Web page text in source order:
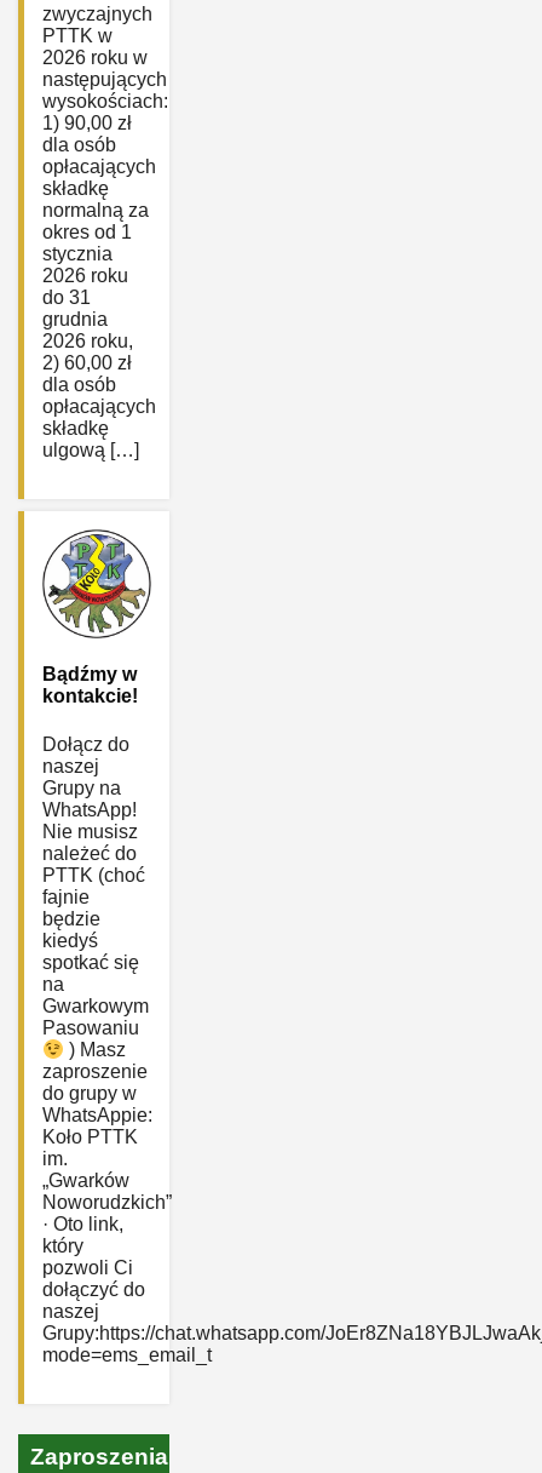
zwyczajnych
PTTK w
2026 roku w
następujących
wysokościach:
1) 90,00 zł
dla osób
opłacających
składkę
normalną za
okres od 1
stycznia
2026 roku
do 31
grudnia
2026 roku,
2) 60,00 zł
dla osób
opłacających
składkę
ulgową […]
Bądźmy w
kontakcie!
Dołącz do
naszej
Grupy na
WhatsApp!
Nie musisz
należeć do
PTTK (choć
fajnie
będzie
kiedyś
spotkać się
na
Gwarkowym
Pasowaniu
) Masz
zaproszenie
do grupy w
WhatsAppie:
‎Koło PTTK
im.
„Gwarków
Noworudzkich”
· Oto link,
który
pozwoli Ci
dołączyć do
naszej
Grupy:https://chat.whatsapp.com/
mode=ems_email_t
Zaproszenia